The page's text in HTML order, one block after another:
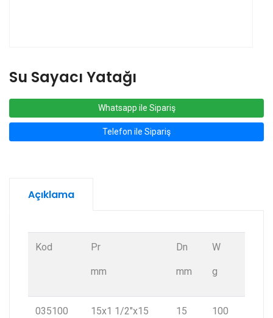
Su Sayacı Yatağı
Whatsapp ile Sipariş
Telefon ile Sipariş
Açıklama
Kod Pr
mm
Dn
mm
W
g
035100 15x1 1/2"x15 15 100